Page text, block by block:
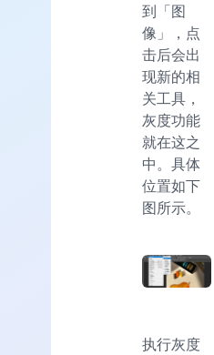
到「图
像」，点
击后会出
现新的相
关工具，
灰度功能
就在这之
中。具体
位置如下
图所示。
执行灰度